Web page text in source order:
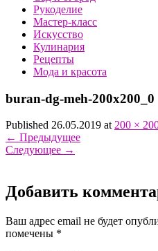
Рукоделие
Мастер-класс
Искусство
Кулинария
Рецепты
Мода и красота
buran-dg-meh-200x200_0
Published 26.05.2019 at 200 ×
← Предыдущее
Следующее →
Добавить
Ваш адрес email не будет
помечены *